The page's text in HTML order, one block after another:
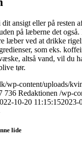
ansigt eller på resten
på læberne det
læber ved at drikke
som eks.
altså vand, vil du
tør.
wp-content/uploads/
736 Redaktionen /wp-
10-20 11:15:152023-
lide